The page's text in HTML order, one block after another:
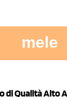
mele
di Qualità Alto